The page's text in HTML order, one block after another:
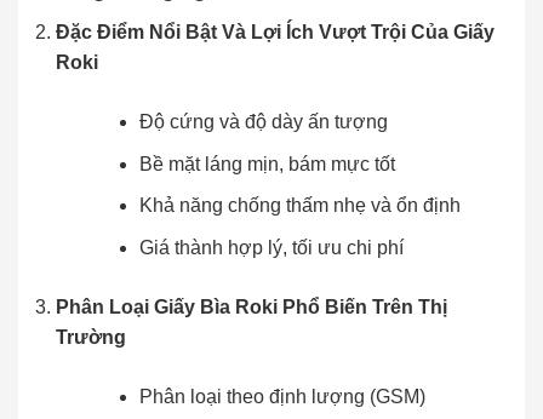
Đặc Điểm Nổi Bật Và Lợi Ích Vượt Trội Của Giấy
Roki
Độ cứng và độ dày ấn tượng
Bề mặt láng mịn, bám mực tốt
Khả năng chống thấm nhẹ và ổn định
Giá thành hợp lý, tối ưu chi phí
Phân Loại Giấy Bìa Roki Phổ Biến Trên Thị
Trường
Phân loại theo định lượng (GSM)